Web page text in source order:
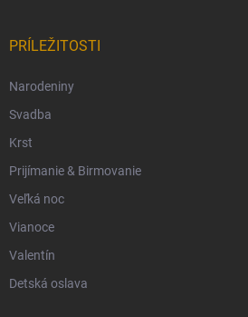
PRÍLEŽITOSTI
Narodeniny
Svadba
Krst
Prijímanie & Birmovanie
Veľká noc
Vianoce
Valentín
Detská oslava